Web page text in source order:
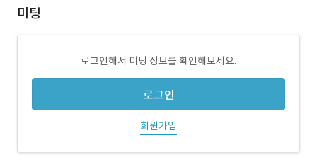
미팅
로그인해서 미팅 정보를 확인해보세요.
로그인
회원가입